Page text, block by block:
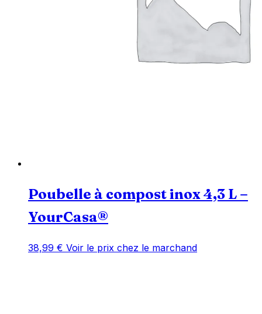
Poubelle à compost inox 4,3 L –
YourCasa®
38,99 € Voir le prix chez le marchand